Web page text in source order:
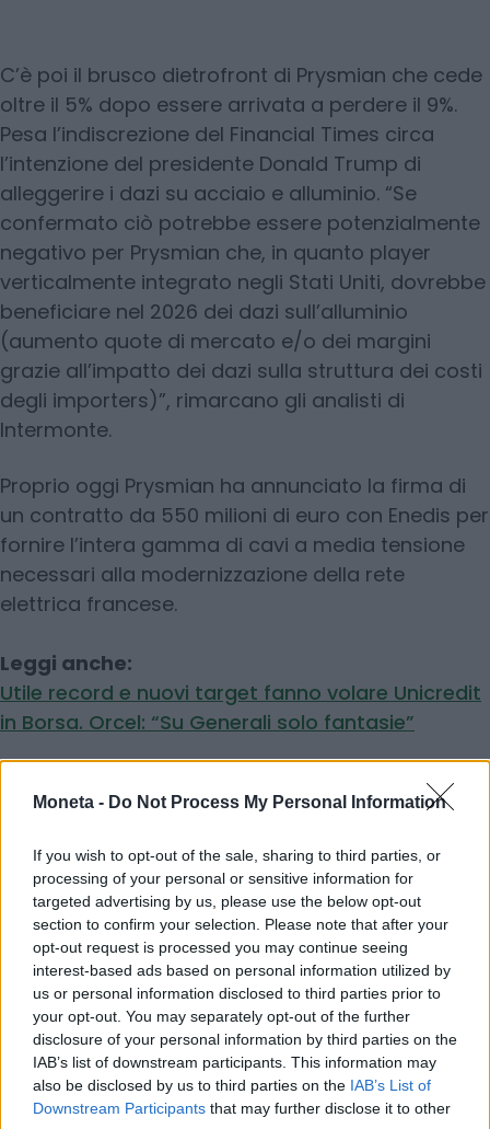
Moneta - Do Not Process My Personal Information
If you wish to opt-out of the sale, sharing to third parties, or
processing of your personal or sensitive information for
targeted advertising by us, please use the below opt-out
section to confirm your selection. Please note that after your
opt-out request is processed you may continue seeing
interest-based ads based on personal information utilized by
us or personal information disclosed to third parties prior to
your opt-out. You may separately opt-out of the further
disclosure of your personal information by third parties on the
IAB’s list of downstream participants. This information may
also be disclosed by us to third parties on the IAB’s List of
Downstream Participants that may further disclose it to other
C’è poi il brusco dietrofront di Prysmian che cede
oltre il 5% dopo essere arrivata a perdere il 9%.
Pesa l’indiscrezione del Financial Times circa
l’intenzione del presidente Donald Trump di
alleggerire i dazi su acciaio e alluminio. “Se
confermato ciò potrebbe essere potenzialmente
negativo per Prysmian che, in quanto player
verticalmente integrato negli Stati Uniti, dovrebbe
beneficiare nel 2026 dei dazi sull’alluminio
(aumento quote di mercato e/o dei margini
grazie all’impatto dei dazi sulla struttura dei costi
degli importers)”, rimarcano gli analisti di
Intermonte.
Proprio oggi Prysmian ha annunciato la firma di
un contratto da 550 milioni di euro con Enedis per
fornire l’intera gamma di cavi a media tensione
necessari alla modernizzazione della rete
elettrica francese.
Leggi anche:
Utile record e nuovi target fanno volare Unicredit
in Borsa. Orcel: “Su Generali solo fantasie”
banche
Intelligenza Artificiale
Piazza Affari
Condividi
Scegli Moneta come fonte preferita